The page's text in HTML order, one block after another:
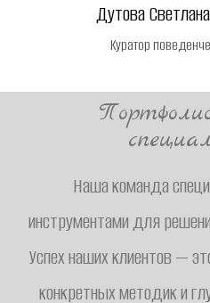
Дутова
Куратор
Наша команда
инструментами для
Успех наших клиентов —
конкретных методик и